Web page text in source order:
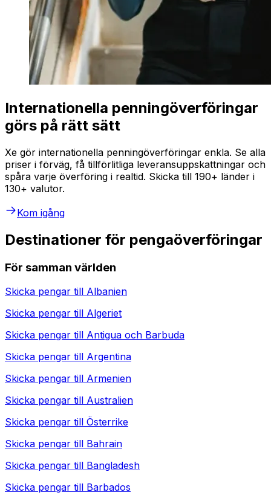
Internationella penningöverföringar
görs på rätt sätt
Xe gör internationella penningöverföringar enkla. Se alla
priser i förväg, få tillförlitliga leveransuppskattningar och
spåra varje överföring i realtid. Skicka till 190+ länder i
130+ valutor.
Kom igång
Destinationer för pengaöverföringar
För samman världen
Skicka pengar till Albanien
Skicka pengar till Algeriet
Skicka pengar till Antigua och Barbuda
Skicka pengar till Argentina
Skicka pengar till Armenien
Skicka pengar till Australien
Skicka pengar till Österrike
Skicka pengar till Bahrain
Skicka pengar till Bangladesh
Skicka pengar till Barbados